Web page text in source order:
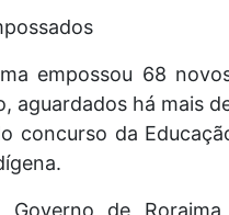
empossou 68
aguardados há mais
concurso da
de